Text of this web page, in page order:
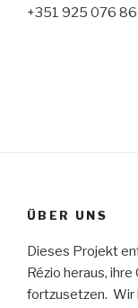
+351 925 076
ÜBER UNS
Dieses Projekt
Rézio heraus,
fortzusetzen. Wir